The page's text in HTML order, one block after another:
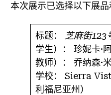
本次展示已选择以下展品
标题：
芝麻街123
学生）：
珍妮卡·
教师）：
乔纳森·
学校：
Sierra
利福尼亚州）